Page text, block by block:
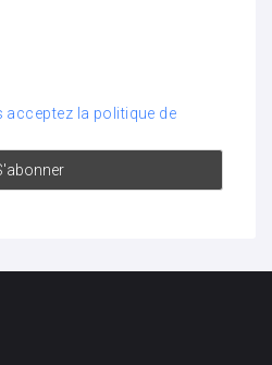
acceptez la politique de